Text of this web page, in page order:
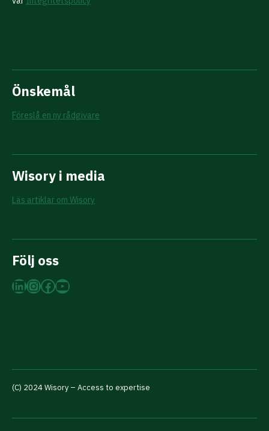
Önskemål
Föreslå en ny rådgivare
Wisory i media
Läs artiklar om Wisory
Följ oss
LinkedIn
Instagram
Facebook
YouTube
(C) 2024 Wisory – Access to expertise